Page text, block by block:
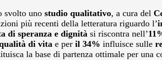
svolto uno studio qualitativo, a cura del
più recenti della letteratura riguardo l’
di speranza e dignità si riscontra nell’
di vita e per il 34% influisce sulle
la base di partenza ottimale per